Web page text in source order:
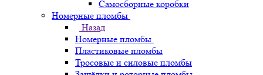
Самосборные коробки
Номерные пломбы
Назад
Номерные пломбы
Пластиковые пломбы
Тросовые и силовые пломбы